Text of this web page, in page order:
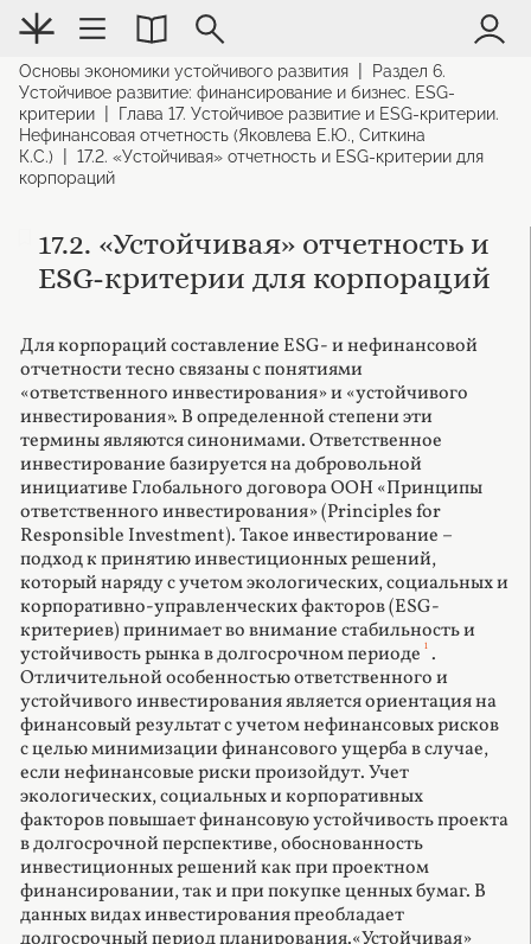
Основы экономики устойчивого развития
Раздел 6.
Устойчивое развитие: финансирование и бизнес. ESG-
критерии
Глава 17. Устойчивое развитие и ESG-критерии.
Нефинансовая отчетность (Яковлева Е.Ю., Ситкина
К.С.)
17.2. «Устойчивая» отчетность и ESG-критерии для
корпораций
17.2. «Устойчивая» отчетность и
ESG-критерии для корпораций
Для корпораций составление ESG- и нефинансовой
отчетности тесно связаны с понятиями
«ответственного инвестирования» и «устойчивого
инвестирования». В определенной степени эти
термины являются синонимами. Ответственное
инвестирование базируется на добровольной
инициативе Глобального договора ООН «Принципы
ответственного инвестирования» (Principles for
Responsible Investment). Такое инвестирование –
подход к принятию инвестиционных решений,
который наряду с учетом экологических, социальных и
корпоративно-управленческих факторов (ESG-
критериев) принимает во внимание стабильность и
устойчивость рынка в долгосрочном периоде 1 .
Отличительной особенностью ответственного и
устойчивого инвестирования является ориентация на
финансовый результат с учетом нефинансовых рисков
с целью минимизации финансового ущерба в случае,
если нефинансовые риски произойдут. Учет
экологических, социальных и корпоративных
факторов повышает финансовую устойчивость проекта
в долгосрочной перспективе, обоснованность
инвестиционных решений как при проектном
финансировании, так и при покупке ценных бумаг. В
данных видах инвестирования преобладает